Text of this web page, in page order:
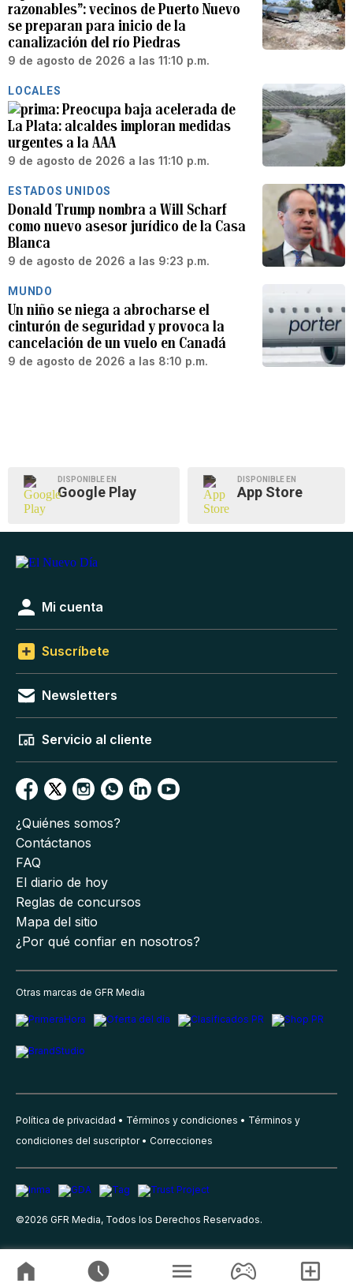
razonables”: vecinos de Puerto Nuevo
se preparan para inicio de la
canalización del río Piedras
9 de agosto de 2026 a las 11:10 p.m.
LOCALES
Preocupa baja acelerada de
La Plata: alcaldes imploran medidas
urgentes a la AAA
9 de agosto de 2026 a las 11:10 p.m.
ESTADOS UNIDOS
Donald Trump nombra a Will Scharf
como nuevo asesor jurídico de la Casa
Blanca
9 de agosto de 2026 a las 9:23 p.m.
MUNDO
Un niño se niega a abrocharse el
cinturón de seguridad y provoca la
cancelación de un vuelo en Canadá
9 de agosto de 2026 a las 8:10 p.m.
DISPONIBLE EN
Google Play
DISPONIBLE EN
App Store
Mi cuenta
Suscríbete
Newsletters
Servicio al cliente
¿Quiénes somos?
Contáctanos
FAQ
El diario de hoy
Reglas de concursos
Mapa del sitio
¿Por qué confiar en nosotros?
Otras marcas de GFR Media
Política de privacidad Términos y condiciones
Términos y
condiciones del suscriptor
Correcciones
©2026 GFR Media, Todos los Derechos Reservados.